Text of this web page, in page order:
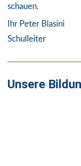
schauen.
Ihr Peter Blasini
Schulleiter
Unsere